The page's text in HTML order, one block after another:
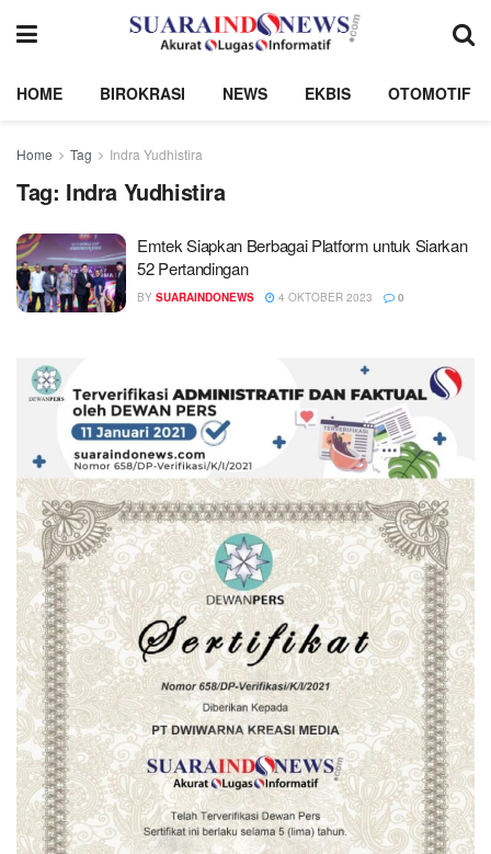
HOME BIROKRASI NEWS EKBIS OTOMOTIF
Home Tag Indra Yudhistira
Tag: Indra Yudhistira
Emtek Siapkan Berbagai Platform untuk Siarkan
52 Pertandingan
BY SUARAINDONEWS 4 OKTOBER 2023 0